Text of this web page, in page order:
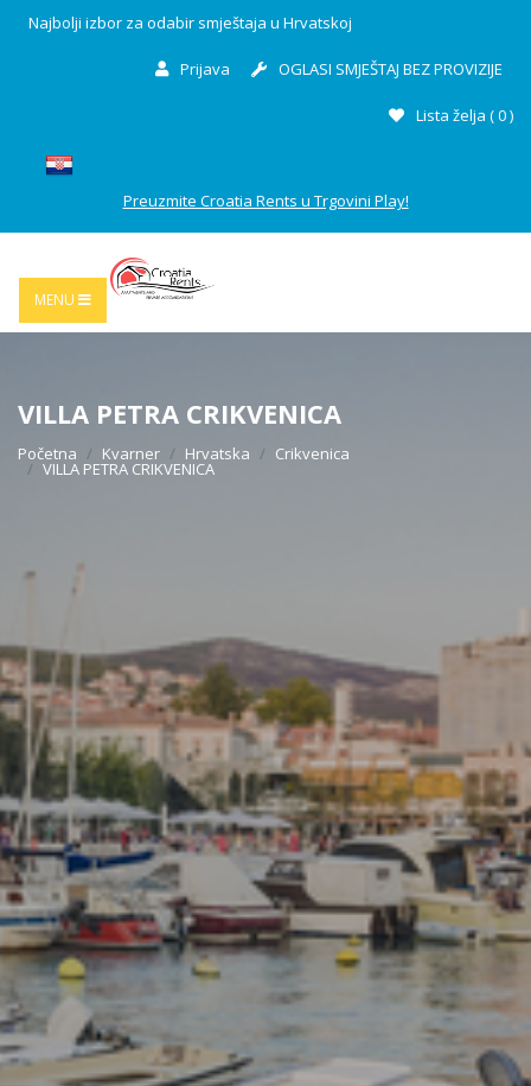
Najbolji izbor za odabir smještaja u Hrvatskoj
Prijava OGLASI SMJEŠTAJ BEZ PROVIZIJE
Lista želja (0)
Preuzmite Croatia Rents u Trgovini Play!
MENU
VILLA PETRA CRIKVENICA
Početna Kvarner Hrvatska Crikvenica
VILLA PETRA CRIKVENICA